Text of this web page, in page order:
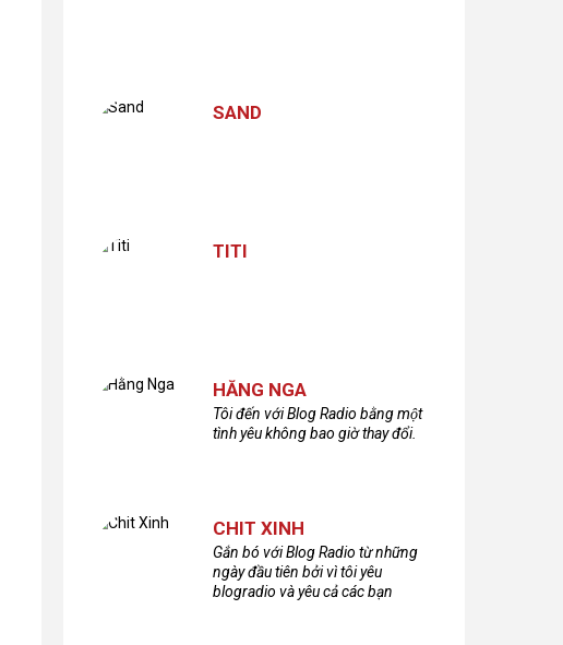
SAND
TITI
HẰNG NGA
Tôi đến với Blog Radio bằng một
tình yêu không bao giờ thay đổi.
CHIT XINH
Gắn bó với Blog Radio từ những
ngày đầu tiên bởi vì tôi yêu
blogradio và yêu cả các bạn